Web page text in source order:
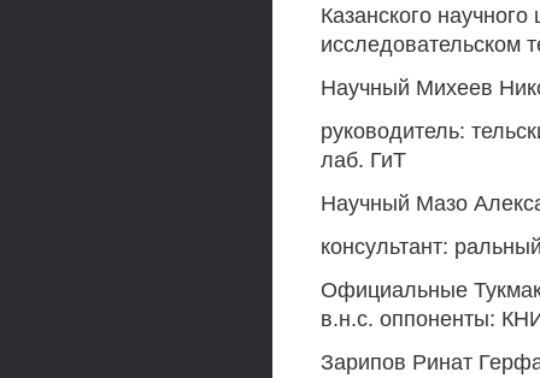
Казанского
исследовательском
Научный Михеев
руководитель:
лаб. ГиТ
Научный Мазо
консультант:
Официальные
в.н.с. оппоненты:
Зарипов Ринат